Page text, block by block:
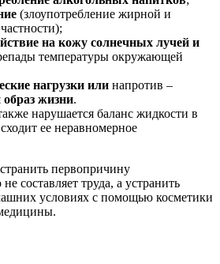
(злоупотребление жирной и
на кожу солнечных лучей и
температуры окружающей
нагрузки или напротив –
жизни.
нарушается баланс жидкости в
ее неравномерное
первопричину
составляет труда, а устранить
условиях с помощью косметики